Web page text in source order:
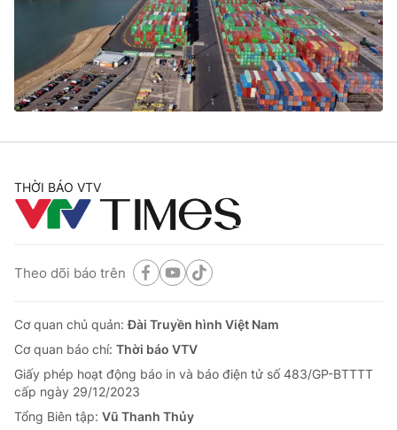
Thế giới đó đây
Câu chuyện quốc tế
Kinh tế
Tài chính
Thị trường
Góc doanh nghiệp
Dữ liệu và đời sống
Truyền hình
Phim VTV
Hậu trường
Giải sao mai
Giải trí
Điện ảnh
Âm nhạc
Du lịch
Làm đẹp
Chất lượng cuộc sống
Tuyển sinh
Học trực tuyến
Công nghệ
Hitech Công nghệ tương lai
Sản phẩm
Giao lưu trực tuyến
THỜI BÁO VTV
Theo dõi báo trên
Cơ quan chủ quản:Đài Truyền hình Việt Nam
Cơ quan báo chí: Thời báo VTV
Giấy phép hoạt động báo in và báo điện tử số 483/GP-BTTTT
cấp ngày 29/12/2023
Tổng Biên tập: Vũ Thanh Thủy